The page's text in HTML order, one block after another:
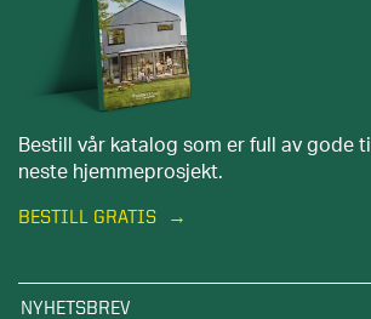
Bestill vår katalog som er full av gode
neste hjemmeprosjekt.
BESTILL GRATIS
NYHETSBREV